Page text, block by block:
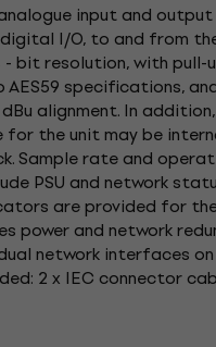
input and
digital I/O, to and from
- bit resolution, with
specifications,
alignment. In
for the unit may be
Sample rate and
PSU and network
are provided for
power and network
network interfaces
2 x IEC connector